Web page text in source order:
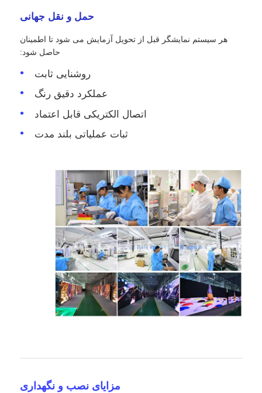
حمل و نقل جهانی
هر سیستم نمایشگر قبل از تحویل آزمایش می شود تا اطمینان
حاصل شود:
روشنایی ثابت
عملکرد دقیق رنگ
اتصال الکتریکی قابل اعتماد
ثبات عملیاتی بلند مدت
مزایای نصب و نگهداری